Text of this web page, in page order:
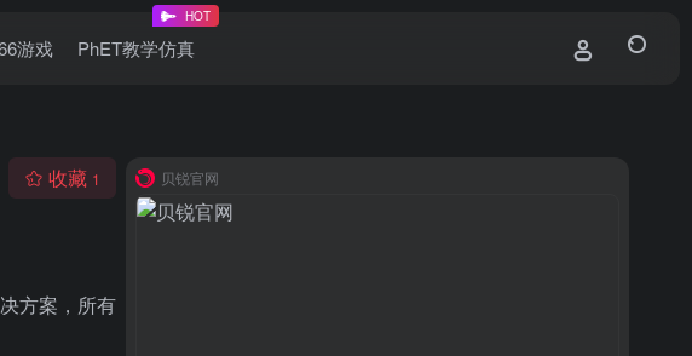
游戏 PhET教学仿真
HOT
收藏 1
方案，所有
贝锐官网